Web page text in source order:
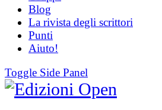
Blog
La rivista degli scrittori
Punti
Aiuto!
Toggle Side Panel